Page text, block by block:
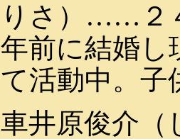
りさ）……２
年前に結婚し
て活動中。子
車井原俊介